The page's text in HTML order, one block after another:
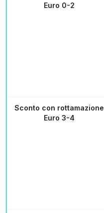
Euro 0-2
Sconto con rottamazione
Euro 3-4